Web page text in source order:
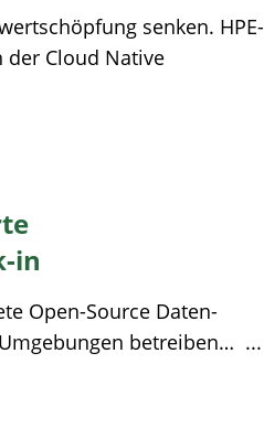
senken. HPE-
der Cloud Native
in
Open-Source Daten-
betreiben… ...